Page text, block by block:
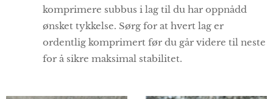
komprimere subbus i lag til du har oppnådd
ønsket tykkelse. Sørg for at hvert lag er
ordentlig komprimert før du går videre til neste
for å sikre maksimal stabilitet.